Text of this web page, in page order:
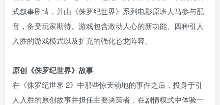
式叙事剧情，并由《侏罗纪世界》系列电影原班人马参与配
音，备受玩家期待。游戏包含激动人心的新功能、四种引人
入胜的游戏模式以及扩充的强化恐龙阵容。
原创《侏罗纪世界》故事
在《侏罗纪世界 2》中那些惊天动地的事件之后，投身于引
人入胜的原创故事并担任主要决策者，在剧情模式中体验一